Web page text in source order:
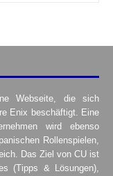
Webseite, die sich
Enix beschäftigt. Eine
wird ebenso
Rollenspielen,
Das Ziel von CU ist
(Tipps & Lösungen),